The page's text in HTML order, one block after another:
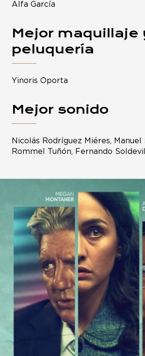
Alfa García
Mejor maquillaje
peluquería
Yinoris Oporta
Mejor sonido
Nicolás Rodríguez Miéres, Manuel
Rommel Tuñón, Fernando